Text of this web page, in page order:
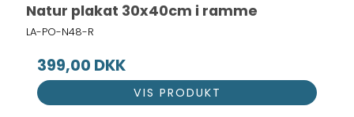
Natur plakat 30x40cm i ramme
LA-PO-N48-R
399,00 DKK
VIS PRODUKT